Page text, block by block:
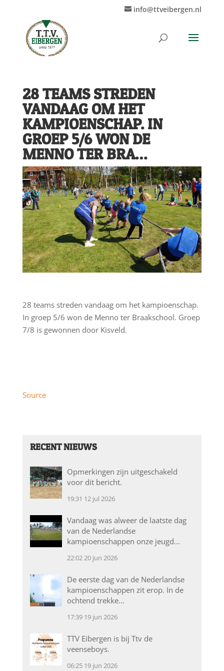
info@ttveibergen.nl
28 TEAMS STREDEN
VANDAAG OM HET
KAMPIOENSCHAP. IN
GROEP 5/6 WON DE
MENNO TER BRA…
28 teams streden vandaag om het kampioenschap.
In groep 5/6 won de Menno ter Braakschool. Groep
7/8 is gewonnen door Kisveld.
Source
RECENT NIEUWS
Opmerkingen zijn uitgeschakeld
voor dit bericht.
19:31 12 jul 2026
Vandaag was alweer de laatste dag
van de Nederlandse
kampioenschappen onze jeugd…
22:0220 jun 2026
De eerste dag van de Nederlandse
kampioenschappen zit erop. In de
ochtend trekke…
17:39 19 jun 2026
TTV Eibergen is bij Ttv de
veenseboys.
06:25 19 jun 2026